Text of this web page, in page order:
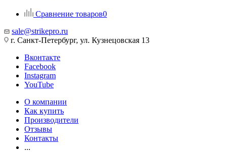
Сравнение товаров0
sale@strikepro.ru
г. Санкт-Петербург, ул. Кузнецовская 13
Вконтакте
Facebook
Instagram
YouTube
О компании
Как купить
Производители
Отзывы
Контакты
...